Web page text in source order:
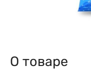
О товаре